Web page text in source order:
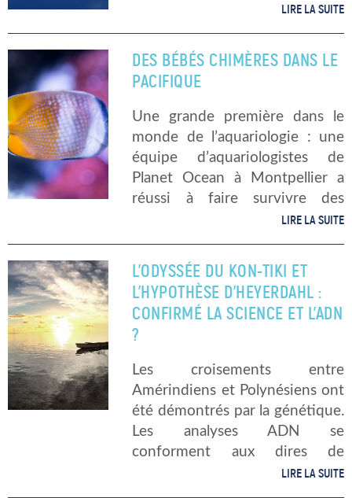
formation des atolls.
volcanique des barrières de
coraux vient […]
LIRE LA SUITE
DES BÉBÉS CHIMÈRES DANS LE
PACIFIQUE
Une grande première dans le
monde de l’aquariologie : une
équipe d’aquariologistes de
Planet Ocean à Montpellier a
réussi à faire survivre des
chimères du Pacifique pendant
exploit est d’autant plus
incroyable compte tenu […]
LIRE LA SUITE
L’ODYSSÉE DU KON-TIKI ET
L’HYPOTHÈSE D’HEYERDAHL :
CONFIRMÉ LA SCIENCE ET L’ADN
?
Les croisements entre
Amérindiens et Polynésiens ont
été démontrés par la génétique.
Les analyses ADN se
conforment aux dires de
l’anthropologue Thor
LIRE LA SUITE